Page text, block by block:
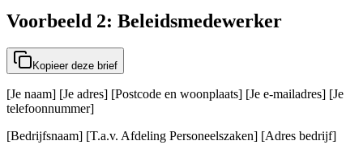
Voorbeeld 2: Beleidsmedewerker
Kopieer deze brief
[Je naam] [Je adres] [Postcode en woonplaats] [Je e-mailadres] [Je
telefoonnummer]
[Bedrijfsnaam] [T.a.v. Afdeling Personeelszaken] [Adres bedrijf]